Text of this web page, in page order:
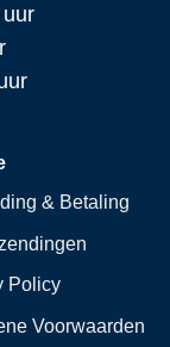
& Betaling
Policy
Voorwaarden